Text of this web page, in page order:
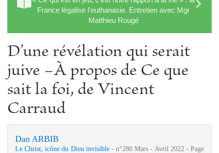
France légalise l'euthanasie. Entretien avec Mgr
Matthieu Rougé
D’une révélation qui serait
juive −À propos de Ce que
sait la foi, de Vincent
Carraud
Dan ARBIB
Le Christ, icône du Dieu invisible - n°280 Mars - Avril 2022 - Page